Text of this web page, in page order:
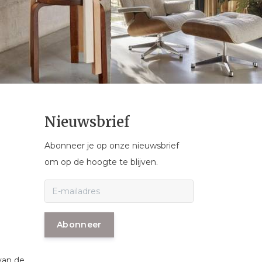
Nieuwsbrief
Abonneer je op onze nieuwsbrief
om op de hoogte te blijven.
Abonneer